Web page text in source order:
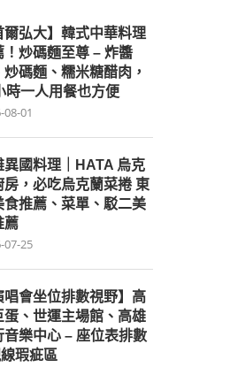
爾弘大】韓式中華料理
！炒碼麵至尊 – 炸醬
炒碼麵、糯米糖醋肉，
時一人用餐也方便
08-01
異國料理｜HATA 烏克
房，必吃烏克蘭菜捲 東
食推薦、菜單、駁二美
薦
07-25
唱會坐位排數視野】高
蛋、世運主場館、高雄
音樂中心 – 座位表排數
瑕疵區